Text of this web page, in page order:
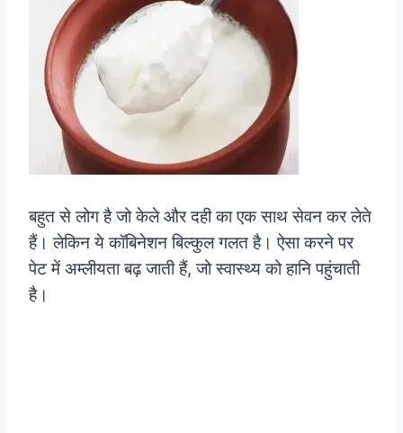
बहुत से लोग है जो केले और दही का एक साथ सेवन कर लेते
हैं। लेकिन ये कॉबिनेशन बिल्कुल गलत है। ऐसा करने पर
पेट में अम्लीयता बढ़ जाती हैं, जो स्वास्थ्य को हानि पहुंचाती
है।